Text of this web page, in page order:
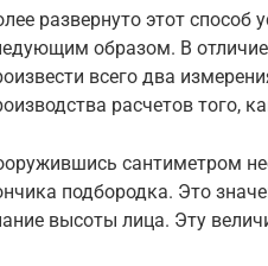
развернуто этот
образом. В
всего два
расчетов того,
сантиметром
подбородка. Это
высоты лица. Эту